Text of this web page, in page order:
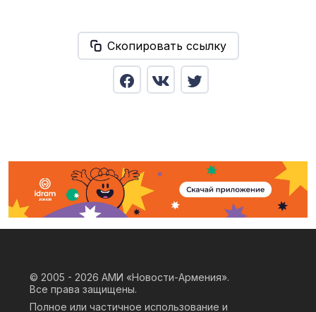
Скопировать ссылку
© 2005 - 2026 АМИ «Новости-Армения».
Все права защищены.
Полное или частичное использование и